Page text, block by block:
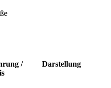
/
Darstellung